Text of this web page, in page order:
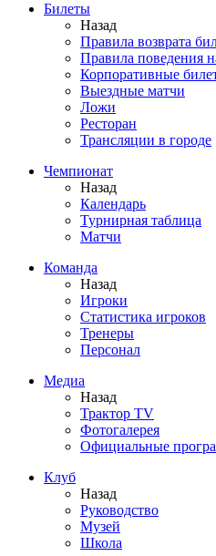
Билеты
Назад
Правила возврата
Правила поведения
Корпоративные
Выездные матчи
Ложи
Ресторан
Трансляции в городе
Чемпионат
Назад
Календарь
Турнирная таблица
Матчи
Команда
Назад
Игроки
Статистика игроков
Тренеры
Персонал
Медиа
Назад
Трактор TV
Фотогалерея
Официальные
Клуб
Назад
Руководство
Музей
Школа